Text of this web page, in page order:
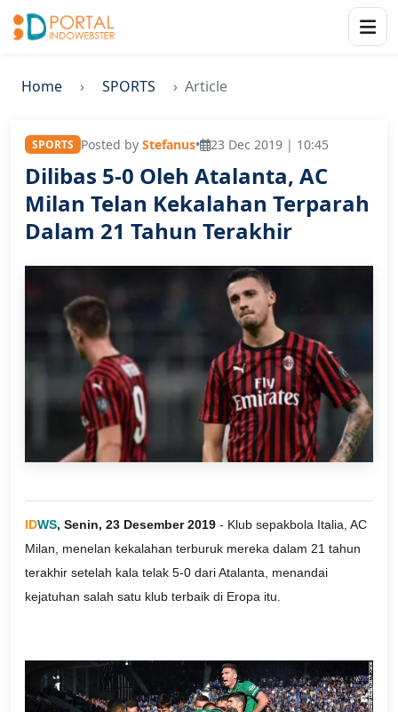
Home SPORTS Article
SPORTS Posted by Stefanus• 23 Dec 2019 | 10:45
Dilibas 5-0 Oleh Atalanta, AC
Milan Telan Kekalahan Terparah
Dalam 21 Tahun Terakhir
IDWS, Senin, 23 Desember 2019 - Klub sepakbola Italia, AC
Milan, menelan kekalahan terburuk mereka dalam 21 tahun
terakhir setelah kala telak 5-0 dari Atalanta, menandai
kejatuhan salah satu klub terbaik di Eropa itu.